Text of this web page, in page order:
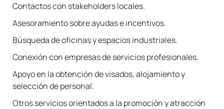
Contactos con stakeholders locales.
Asesoramiento sobre ayudas e incentivos.
Búsqueda de oficinas y espacios industriales.
Conexión con empresas de servicios profesionales.
Apoyo en la obtención de visados, alojamiento y
selección de personal.
Otros servicios orientados a la promoción y atracción